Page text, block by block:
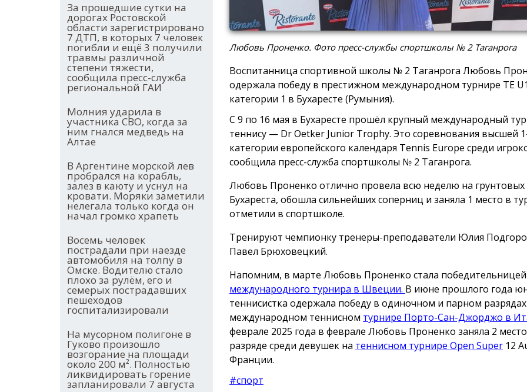
За прошедшие сутки на
дорогах Ростовской
области зарегистрировано
7 ДТП, в которых 7 человек
погибли и ещё 3 получили
травмы различной
степени тяжести,
сообщила пресс-служба
региональной ГАИ
Молния ударила в
участника СВО, когда за
ним гнался медведь на
Алтае
В Аргентине морской лев
пробрался на корабль,
залез в каюту и уснул на
кровати. Моряки заметили
нелегала только когда он
начал громко храпеть
Восемь человек
пострадали при наезде
автомобиля на толпу в
Омске. Водителю стало
плохо за рулём, его и
семерых пострадавших
пешеходов
госпитализировали
На мусорном полигоне в
Гуково произошло
возгорание на площади
около 200 м². Полностью
ликвидировать горение
запланировали 7 августа
Любовь Проненко. Фото пресс-службы спортшколы № 2 Таганрога
Воспитанница спортивной школы № 2 Таганрога Любовь
одержала победу в престижном международном турнире TE
категории 1 в Бухаресте (Румыния).
С 9 по 16 мая в Бухаресте прошёл крупный международный
теннису — Dr Oetker Junior Trophy. Это соревнования высшей
категории европейского календаря Tennis Europe среди
сообщила пресс-служба спортшколы № 2 Таганрога.
Любовь Проненко отлично провела всю неделю на грунтовых
Бухареста, обошла сильнейших соперниц и заняла 1 место в
отметили в спортшколе.
Тренируют чемпионку тренеры-преподаватели Юлия
Павел Брюховецкий.
Напомним, в марте Любовь Проненко стала победительницей
международного турнира в Швеции. В июне прошлого года
теннисистка одержала победу в одиночном и парном
международном теннисном турнире Порто-Сан-Джорджо в
феврале 2025 года в феврале Любовь Проненко заняла 2
разряде среди девушек на теннисном турнире Open Super 12
Франции.
#спорт